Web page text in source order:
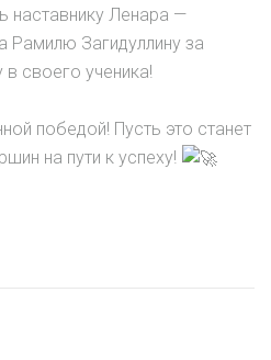
наставнику Ленара —
Рамилю Загидуллину за
в своего ученика!
победой! Пусть это станет
на пути к успеху!